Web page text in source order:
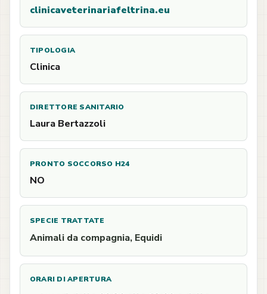
clinicaveterinariafeltrina.eu
TIPOLOGIA
Clinica
DIRETTORE SANITARIO
Laura Bertazzoli
PRONTO SOCCORSO H24
NO
SPECIE TRATTATE
Animali da compagnia, Equidi
ORARI DI APERTURA